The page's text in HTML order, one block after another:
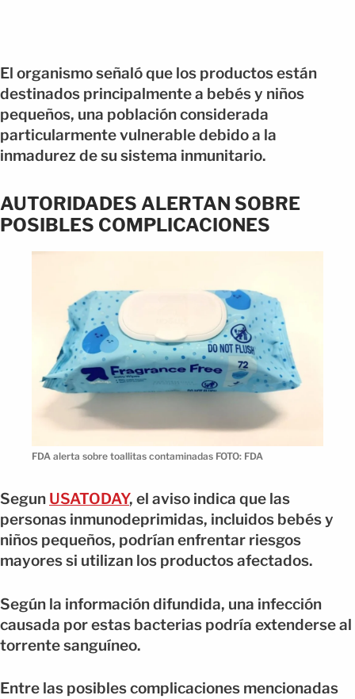
El organismo señaló que los productos están
destinados principalmente a bebés y niños
pequeños, una población considerada
particularmente vulnerable debido a la
inmadurez de su sistema inmunitario.
AUTORIDADES ALERTAN SOBRE
POSIBLES COMPLICACIONES
FDA alerta sobre toallitas contaminadas FOTO: FDA
Segun USATODAY, el aviso indica que las
personas inmunodeprimidas, incluidos bebés y
niños pequeños, podrían enfrentar riesgos
mayores si utilizan los productos afectados.
Según la información difundida, una infección
causada por estas bacterias podría extenderse al
torrente sanguíneo.
Entre las posibles complicaciones mencionadas